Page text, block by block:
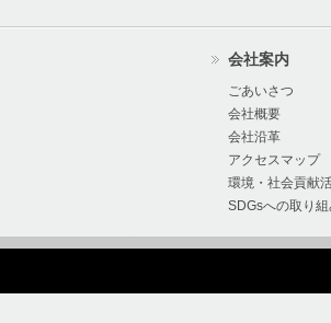
2024年
オーエ
『超硬
た。
本社工
会社案内
ごあいさつ
会社概要
会社沿革
アクセスマップ
環境・社会貢献
SDGsへの取り